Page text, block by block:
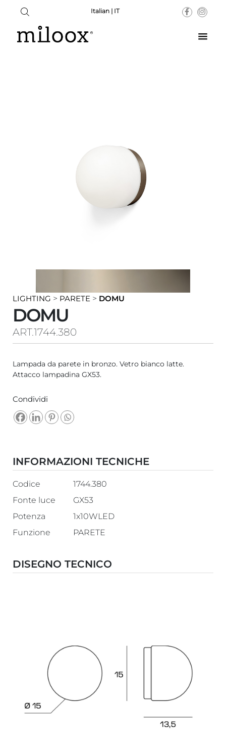
Italian | IT
LIGHTING > PARETE > DOMU
DOMU
ART.1744.380
Lampada da parete in bronzo. Vetro bianco latte.
Attacco lampadina GX53.
Condividi
INFORMAZIONI TECNICHE
Codice
1744.380
Fonte luce
GX53
Potenza
1x10WLED
Funzione
PARETE
DISEGNO TECNICO